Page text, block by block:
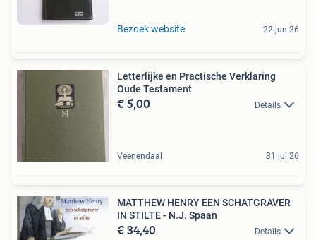
Bezoek website 22 jun 26
Letterlijke en Practische Verklaring
Oude Testament
€ 5,00 Details
Veenendaal 31 jul 26
MATTHEW HENRY EEN SCHATGRAVER
IN STILTE - N.J. Spaan
€ 34,40 Details